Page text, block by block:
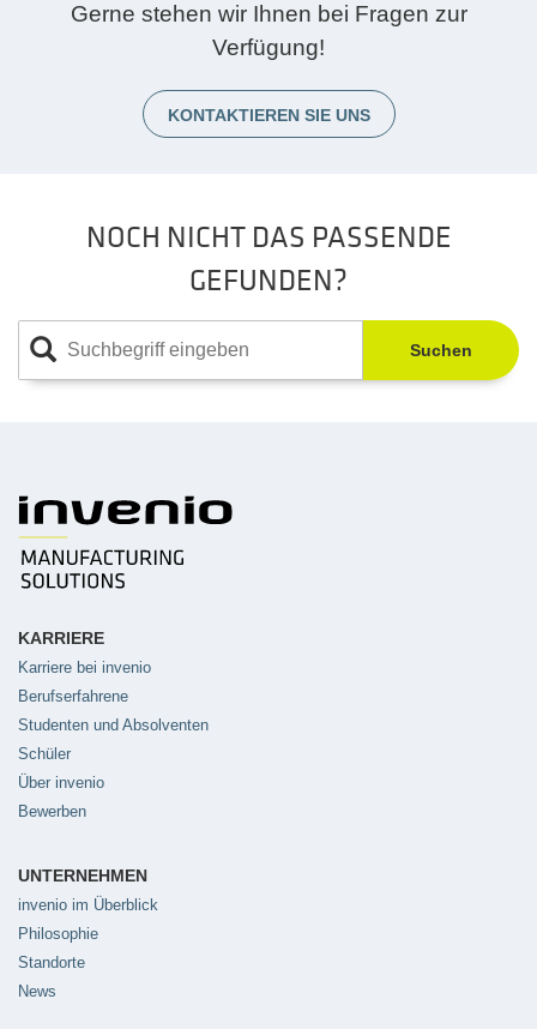
Gerne stehen wir Ihnen bei Fragen zur
Verfügung!
KONTAKTIEREN SIE UNS
NOCH NICHT DAS PASSENDE
GEFUNDEN?
Suchen
KARRIERE
Karriere bei invenio
Berufserfahrene
Studenten und Absolventen
Schüler
Über invenio
Bewerben
UNTERNEHMEN
invenio im Überblick
Philosophie
Standorte
News